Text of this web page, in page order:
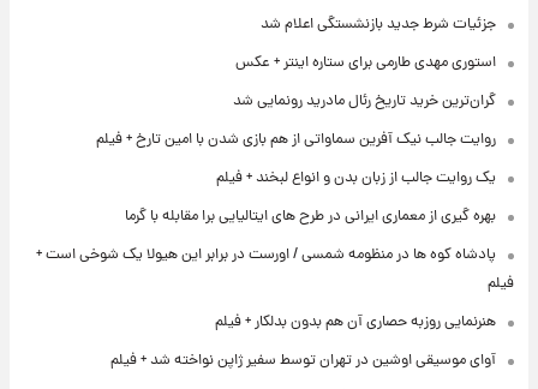
جزئیات شرط جدید بازنشستگی اعلام شد
استوری مهدی طارمی برای ستاره اینتر + عکس
گران‌ترین خرید تاریخ رئال مادرید رونمایی شد
روایت جالب نیک آفرین سماواتی از هم بازی شدن با امین تارخ + فیلم
یک روایت جالب از زبان بدن و انواع لبخند + فیلم
بهره گیری از معماری ایرانی در طرح های ایتالیایی برا مقابله با گرما
پادشاه کوه ها در منظومه شمسی / اورست در برابر این هیولا یک شوخی است +
فیلم
هنرنمایی روزبه حصاری آن هم بدون بدلکار + فیلم
آوای موسیقی اوشین در تهران توسط سفیر ژاپن نواخته شد + فیلم